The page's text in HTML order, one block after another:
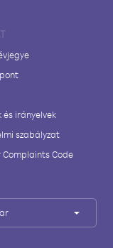
és irányelvek
szabályzat
Complaints Code